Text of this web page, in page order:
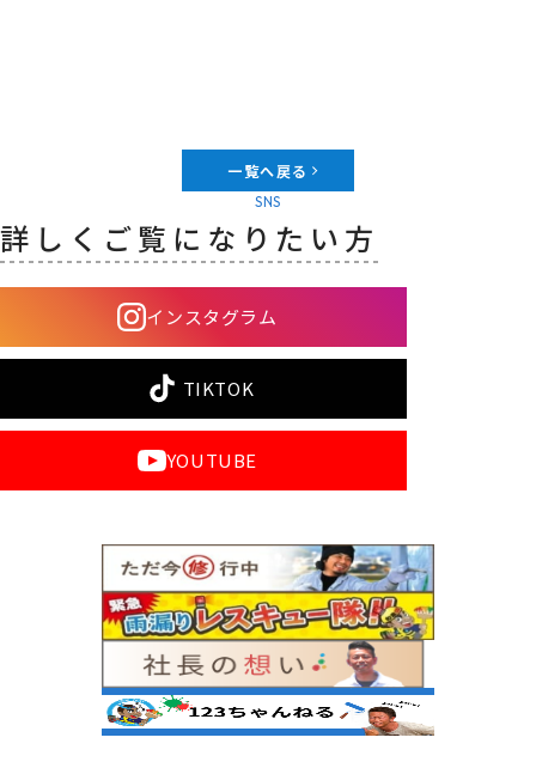
一覧へ戻る
SNS
詳しくご覧になりたい方
インスタグラム
TIKTOK
YOUTUBE